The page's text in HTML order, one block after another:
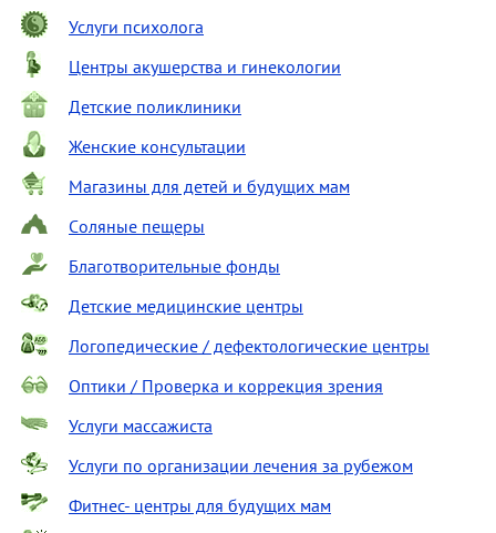
Услуги психолога
Центры акушерства и гинекологии
Детские поликлиники
Женские консультации
Магазины для детей и будущих мам
Cоляные пещеры
Благотворительные фонды
Детские медицинские центры
Логопедические / дефектологические центры
Оптики / Проверка и коррекция зрения
Услуги массажиста
Услуги по организации лечения за рубежом
Фитнес- центры для будущих мам